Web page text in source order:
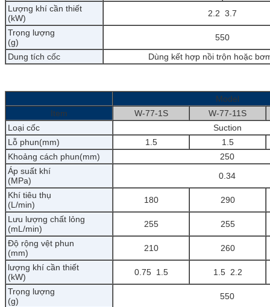
Lượng khí cần thiết
(kW)
2.2 3.7
Trọng lượng
(g)
550
Dung tích cốc
Dùng kết hợp nồi trộn hoặc
Model
Item
W-77-1S
W-77-11S
Loại cốc
Suction
Lỗ phun(mm)
1.5
1.5
Khoảng cách phun(mm)
250
Áp suất khí
(MPa)
0.34
Khí tiêu thụ
(L/min)
180
290
Lưu lượng chất lỏng
(mL/min)
255
255
Độ rộng vệt phun
(mm)
210
260
lượng khí cần thiết
(kW)
0.75 1.5 1.5 2.2
Trọng lượng
(g)
550